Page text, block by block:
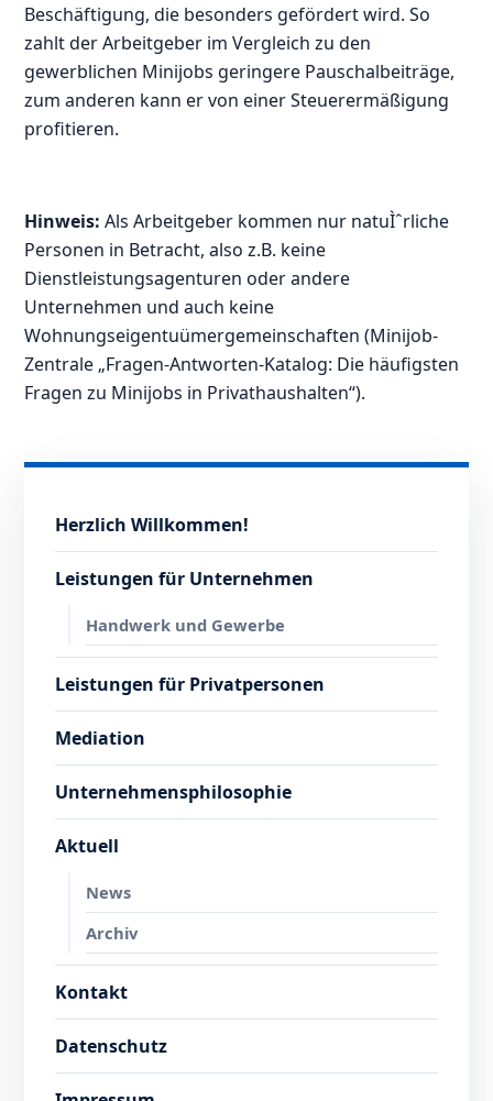
Beschäftigung, die besonders gefördert wird. So
zahlt der Arbeitgeber im Vergleich zu den
gewerblichen Minijobs geringere Pauschalbeiträge,
zum anderen kann er von einer Steuerermäßigung
profitieren.
Hinweis: Als Arbeitgeber kommen nur natuÌˆrliche
Personen in Betracht, also z.B. keine
Dienstleistungsagenturen oder andere
Unternehmen und auch keine
Wohnungseigentuümergemeinschaften (Minijob-
Zentrale „Fragen-Antworten-Katalog: Die häufigsten
Fragen zu Minijobs in Privathaushalten“).
Herzlich Willkommen!
Leistungen für Unternehmen
Handwerk und Gewerbe
Leistungen für Privatpersonen
Mediation
Unternehmensphilosophie
Aktuell
News
Archiv
Kontakt
Datenschutz